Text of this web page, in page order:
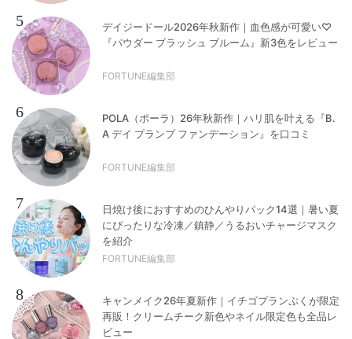
5
デイジードール2026年秋新作｜血色感が可愛い♡
『パウダー ブラッシュ ブルーム』新3色をレビュー
FORTUNE編集部
6
POLA（ポーラ）26年秋新作｜ハリ肌を叶える『B.
A デイ プランプ ファンデーション』を口コミ
FORTUNE編集部
7
日焼け後におすすめのひんやりパック14選｜暑い夏
にぴったりな冷凍／鎮静／うるおいチャージマスク
を紹介
FORTUNE編集部
8
キャンメイク26年夏新作｜イチゴプランぷくが限定
再販！クリームチーク新色やネイル限定色も全品レ
ビュー